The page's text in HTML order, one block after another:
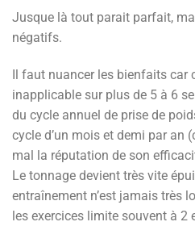
Jusque là tout parait parfait,
négatifs.
Il faut nuancer les bienfaits car
inapplicable sur plus de 5 à 6
du cycle annuel de prise de
cycle d’un mois et demi par an
mal la réputation de son
Le tonnage devient très vite
entraînement n’est jamais très
les exercices limite souvent à 2